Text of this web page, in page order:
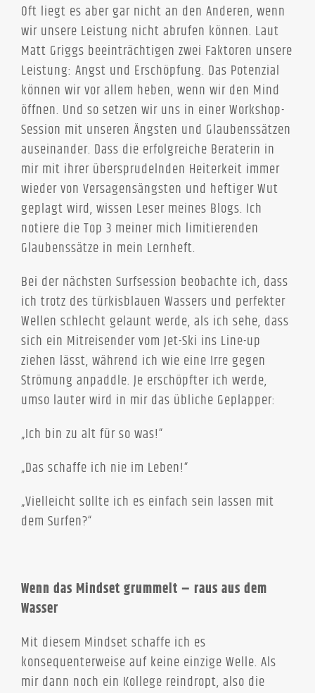
Oft liegt es aber gar nicht an den Anderen, wenn
wir unsere Leistung nicht abrufen können. Laut
Matt Griggs beeinträchtigen zwei Faktoren unsere
Leistung: Angst und Erschöpfung. Das Potenzial
können wir vor allem heben, wenn wir den Mind
öffnen. Und so setzen wir uns in einer Workshop-
Session mit unseren Ängsten und Glaubenssätzen
auseinander. Dass die erfolgreiche Beraterin in
mir mit ihrer übersprudelnden Heiterkeit immer
wieder von Versagensängsten und heftiger Wut
geplagt wird, wissen Leser meines Blogs. Ich
notiere die Top 3 meiner mich limitierenden
Glaubenssätze in mein Lernheft.
Bei der nächsten Surfsession beobachte ich, dass
ich trotz des türkisblauen Wassers und perfekter
Wellen schlecht gelaunt werde, als ich sehe, dass
sich ein Mitreisender vom Jet-Ski ins Line-up
ziehen lässt, während ich wie eine Irre gegen
Strömung anpaddle. Je erschöpfter ich werde,
umso lauter wird in mir das übliche Geplapper:
„Ich bin zu alt für so was!“
„Das schaffe ich nie im Leben!“
„Vielleicht sollte ich es einfach sein lassen mit
dem Surfen?“
Wenn das Mindset grummelt – raus aus dem
Wasser
Mit diesem Mindset schaffe ich es
konsequenterweise auf keine einzige Welle. Als
mir dann noch ein Kollege reindropt, also die